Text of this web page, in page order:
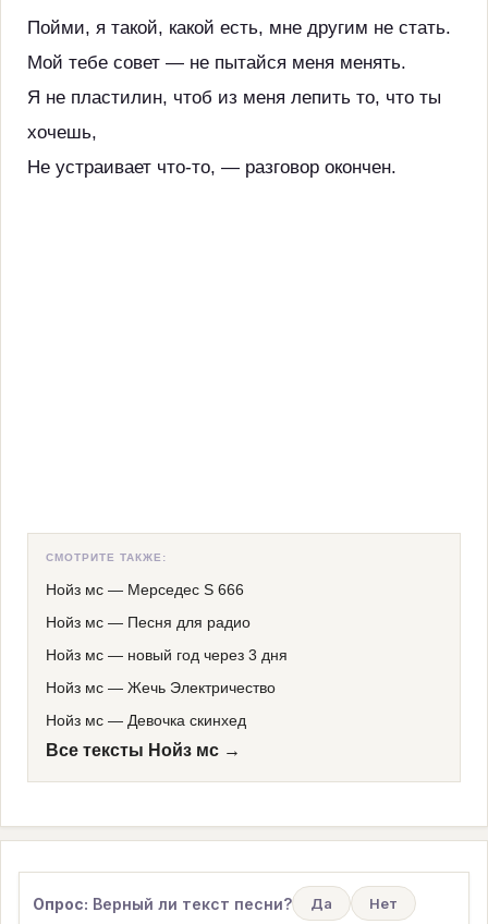
Пойми, я такой, какой есть, мне другим не стать.
Мой тебе совет — не пытайся меня менять.
Я не пластилин, чтоб из меня лепить то, что ты
хочешь,
Не устраивает что-то, — разговор окончен.
СМОТРИТЕ ТАКЖЕ:
Нойз мс — Мерседес S 666
Нойз мс — Песня для радио
Нойз мс — новый год через 3 дня
Нойз мс — Жечь Электричество
Нойз мс — Девочка скинхед
Все тексты Нойз мс →
Опрос: Верный ли текст песни? Да Нет